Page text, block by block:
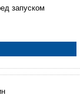
запуском